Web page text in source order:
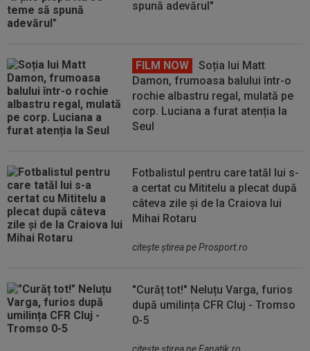
spună adevărul"
FILM NOW
Soția lui Matt
Damon, frumoasa balului într-o
rochie albastru regal, mulată pe
corp. Luciana a furat atenția la
Seul
Fotbalistul pentru care tatăl lui s-
a certat cu Mititelu a plecat după
câteva zile și de la Craiova lui
Mihai Rotaru
citeşte ştirea pe Prosport.ro
"Curăț tot!" Neluțu Varga, furios
după umilința CFR Cluj - Tromso
0-5